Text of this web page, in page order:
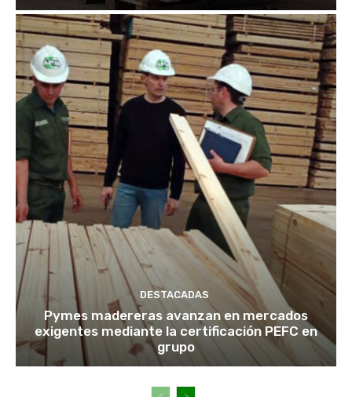
DESTACADAS
Pymes madereras avanzan en mercados
exigentes mediante la certificación PEFC en
grupo